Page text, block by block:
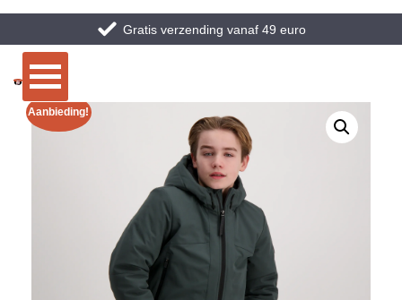
Gratis verzending vanaf 49 euro
Aanbieding!